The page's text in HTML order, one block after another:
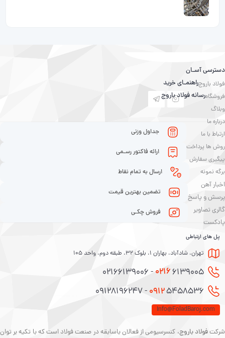
دسترسی آسـان
فولاد باروج
فروشگاه
وبلاگ
درباره ما
ارتباط با ما
راهنمـای خرید
روش ها پرداخت
پیگیری سفارش
برگه نمونه
رسانه فولاد باروج
اخبار آهن
پرسش و پاسخ
گالری تصاویر
پادکست
پل های ارتباطی
تهران، شادآباد، بهاران 1، بلوک 32، طبقه دوم، واحد 105
02166139005 - 02166139006
09125458536 - 09128196247
Info@FoladBaroj.com
جداول وزنی
ارائه فاکتور رسـمی
ارسال به تمام نقاط
تضمین بهترین قیمت
فروش چکـی
شرکتفولاد باروج، کنسرسیومی از فعالان باسابقه در صنعت فولاد است که با تکیه بر توان